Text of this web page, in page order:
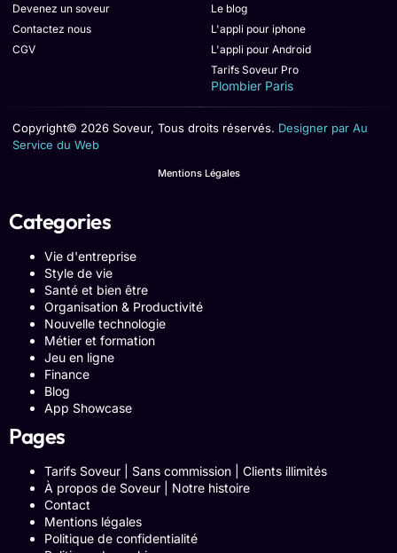
Devenez un soveur
Contactez nous
CGV
Le blog
L'appli pour iphone
L'appli pour Android
Tarifs Soveur Pro
Plombier Paris
Copyright© 2026 Soveur, Tous droits réservés. Designer par Au
Service du Web
Mentions Légales
Categories
Vie d'entreprise
Style de vie
Santé et bien être
Organisation & Productivité
Nouvelle technologie
Métier et formation
Jeu en ligne
Finance
Blog
App Showcase
Pages
Tarifs Soveur | Sans commission | Clients illimités
À propos de Soveur | Notre histoire
Contact
Mentions légales
Politique de confidentialité